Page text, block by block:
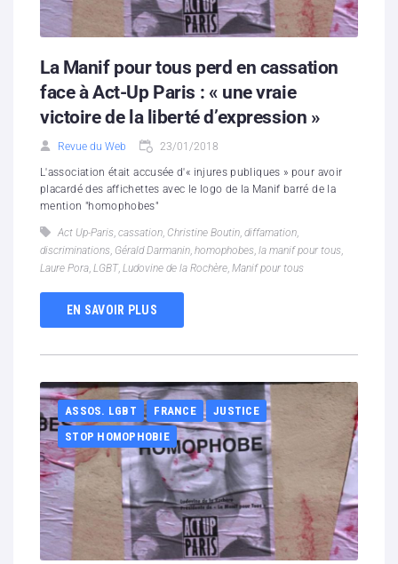
La Manif pour tous perd en cassation
face à Act-Up Paris : « une vraie
victoire de la liberté d’expression »
Revue du Web 23/01/2018
L'association était accusée d'« injures publiques » pour avoir
placardé des affichettes avec le logo de la Manif barré de la
mention "homophobes"
Act Up-Paris, cassation, Christine Boutin, diffamation,
discriminations, Gérald Darmanin, homophobes, la manif pour tous,
Laure Pora, LGBT, Ludovine de la Rochère, Manif pour tous
EN SAVOIR PLUS
ASSOS. LGBT FRANCE
JUSTICE
STOP HOMOPHOBIE